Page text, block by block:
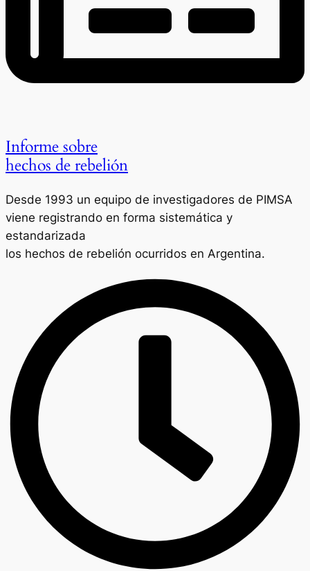
Informe sobre
hechos de rebelión
Desde 1993 un equipo de investigadores de PIMSA
viene registrando en forma sistemática y
estandarizada
los hechos de rebelión ocurridos en Argentina.